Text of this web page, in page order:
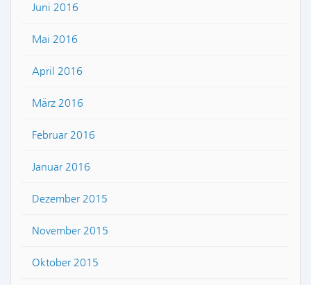
Juni 2016
Mai 2016
April 2016
März 2016
Februar 2016
Januar 2016
Dezember 2015
November 2015
Oktober 2015